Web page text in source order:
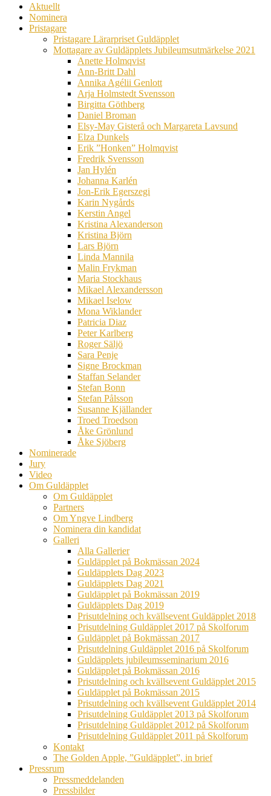
Aktuellt
Nominera
Pristagare
Pristagare Lärarpriset Guldäpplet
Mottagare av Guldäpplets Jubileumsutmärkelse 2021
Anette Holmqvist
Ann-Britt Dahl
Annika Agélii Genlott
Arja Holmstedt Svensson
Birgitta Göthberg
Daniel Broman
Elsy-May Gisterå och Margareta Lavsund
Elza Dunkels
Erik ”Honken” Holmqvist
Fredrik Svensson
Jan Hylén
Johanna Karlén
Jon-Erik Egerszegi
Karin Nygårds
Kerstin Angel
Kristina Alexanderson
Kristina Björn
Lars Björn
Linda Mannila
Malin Frykman
Maria Stockhaus
Mikael Alexandersson
Mikael Iselow
Mona Wiklander
Patricia Diaz
Peter Karlberg
Roger Säljö
Sara Penje
Signe Brockman
Staffan Selander
Stefan Bonn
Stefan Pålsson
Susanne Kjällander
Troed Troedson
Åke Grönlund
Åke Sjöberg
Nominerade
Jury
Video
Om Guldäpplet
Om Guldäpplet
Partners
Om Yngve Lindberg
Nominera din kandidat
Galleri
Alla Gallerier
Guldäpplet på Bokmässan 2024
Guldäpplets Dag 2023
Guldäpplets Dag 2021
Guldäpplet på Bokmässan 2019
Guldäpplets Dag 2019
Prisutdelning och kvällsevent Guldäpplet 2018
Prisutdelning Guldäpplet 2017 på Skolforum
Guldäpplet på Bokmässan 2017
Prisutdelning Guldäpplet 2016 på Skolforum
Guldäpplets jubileumsseminarium 2016
Guldäpplet på Bokmässan 2016
Prisutdelning och kvällsevent Guldäpplet 2015
Guldäpplet på Bokmässan 2015
Prisutdelning och kvällsevent Guldäpplet 2014
Prisutdelning Guldäpplet 2013 på Skolforum
Prisutdelning Guldäpplet 2012 på Skolforum
Prisutdelning Guldäpplet 2011 på Skolforum
Kontakt
The Golden Apple, ”Guldäpplet”, in brief
Pressrum
Pressmeddelanden
Pressbilder